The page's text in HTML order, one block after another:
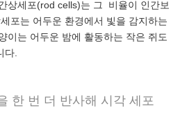
상세포(rod cells)는 그 비율이 인간보
포는 어두운 환경에서 빛을 감지하는
이는 어두운 밤에 활동하는 작은 쥐도
다.
한 번 더 반사해 시각 세포